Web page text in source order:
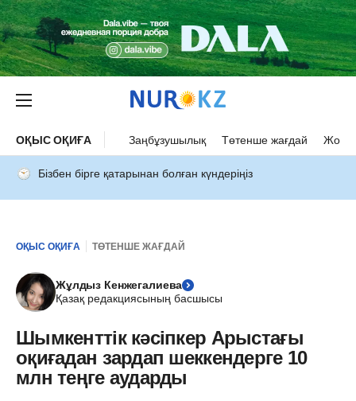
ОҚЫС ОҚИҒА Заңбұзушылық Төтенше жағдай Жол
Бізбен бірге қатарынан болған күндеріңіз
ОҚЫС ОҚИҒА ТӨТЕНШЕ ЖАҒДАЙ
Жұлдыз Кенжегалиева
Қазақ редакциясының басшысы
Шымкенттік кәсіпкер Арыстағы
оқиғадан зардап шеккендерге 10
млн теңге аударды